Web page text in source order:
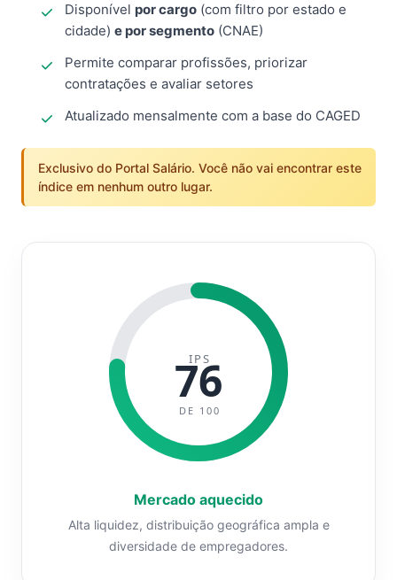
Disponível por cargo (com filtro por estado e
cidade) e por segmento (CNAE)
Permite comparar profissões, priorizar
contratações e avaliar setores
Atualizado mensalmente com a base do CAGED
Exclusivo do Portal Salário. Você não vai encontrar este
índice em nenhum outro lugar.
IPS
76
DE 100
Mercado aquecido
Alta liquidez, distribuição geográfica ampla e
diversidade de empregadores.